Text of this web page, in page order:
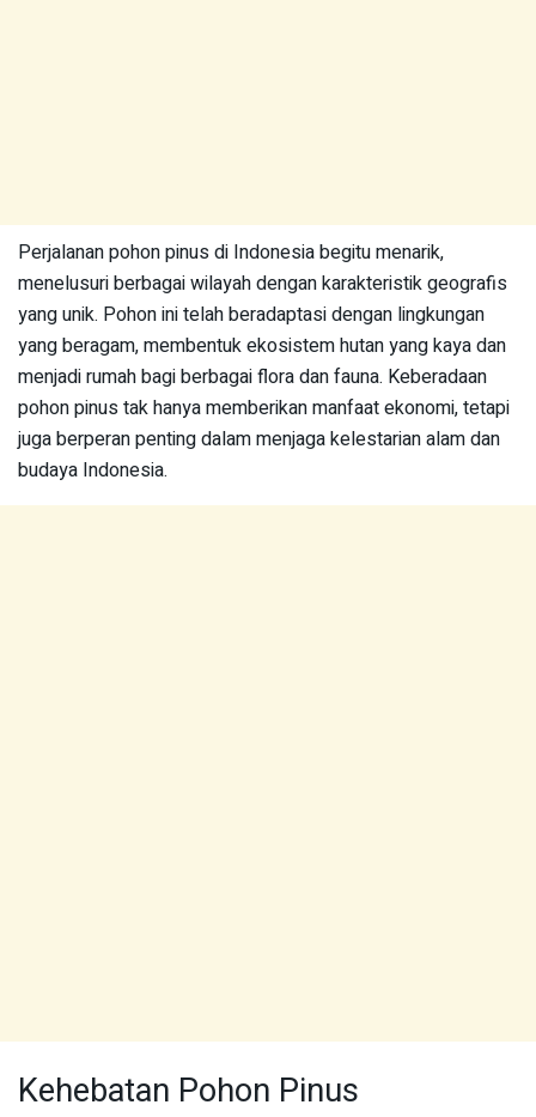
Perjalanan pohon pinus di Indonesia begitu menarik,
menelusuri berbagai wilayah dengan karakteristik geografis
yang unik. Pohon ini telah beradaptasi dengan lingkungan
yang beragam, membentuk ekosistem hutan yang kaya dan
menjadi rumah bagi berbagai flora dan fauna. Keberadaan
pohon pinus tak hanya memberikan manfaat ekonomi, tetapi
juga berperan penting dalam menjaga kelestarian alam dan
budaya Indonesia.
Kehebatan Pohon Pinus